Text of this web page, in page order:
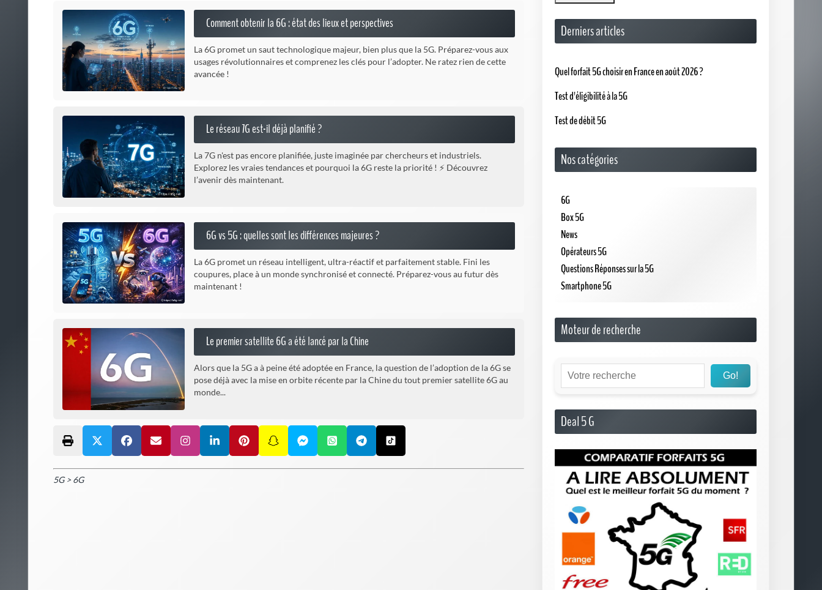
Comment obtenir la 6G : état des lieux et perspectives
La 6G promet un saut technologique majeur, bien plus que la 5G. Préparez-vous aux
usages révolutionnaires et comprenez les clés pour l’adopter. Ne ratez rien de cette
avancée !
Le réseau 7G est-il déjà planifié ?
La 7G n'est pas encore planifiée, juste imaginée par chercheurs et industriels.
Explorez les vraies tendances et pourquoi la 6G reste la priorité ! ⚡ Découvrez
l’avenir dès maintenant.
6G vs 5G : quelles sont les différences majeures ?
La 6G promet un réseau intelligent, ultra-réactif et parfaitement stable. Fini les
coupures, place à un monde synchronisé et connecté. Préparez-vous au futur dès
maintenant !
Le premier satellite 6G a été lancé par la Chine
Alors que la 5G a à peine été adoptée en France, la question de l’adoption de la 6G se
pose déjà avec la mise en orbite récente par la Chine du tout premier satellite 6G au
monde...
5G >6G
Derniers articles
Quel forfait 5G choisir en France en août 2026 ?
Test d'éligibilité à la 5G
Test de débit 5G
Nos catégories
6G
Box 5G
News
Opérateurs 5G
Questions Réponses sur la 5G
Smartphone 5G
Moteur de recherche
Go!
Deal 5 G